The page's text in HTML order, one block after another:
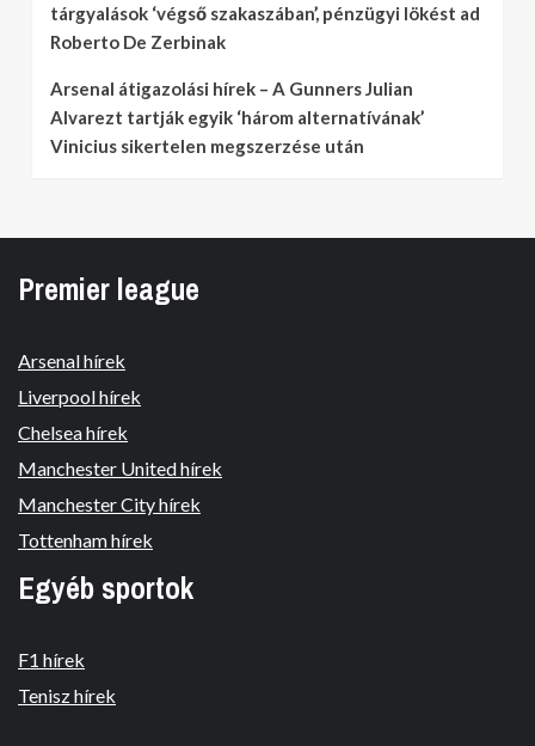
tárgyalások ‘végső szakaszában’, pénzügyi lökést ad
Roberto De Zerbinak
Arsenal átigazolási hírek – A Gunners Julian
Alvarezt tartják egyik ‘három alternatívának’
Vinicius sikertelen megszerzése után
Premier league
Arsenal hírek
Liverpool hírek
Chelsea hírek
Manchester United hírek
Manchester City hírek
Tottenham hírek
Egyéb sportok
F1 hírek
Tenisz hírek